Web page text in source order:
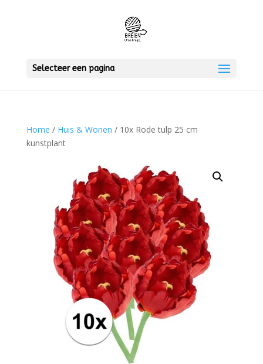
Selecteer een pagina
Home / Huis & Wonen / 10x Rode tulp 25 cm
kunstplant